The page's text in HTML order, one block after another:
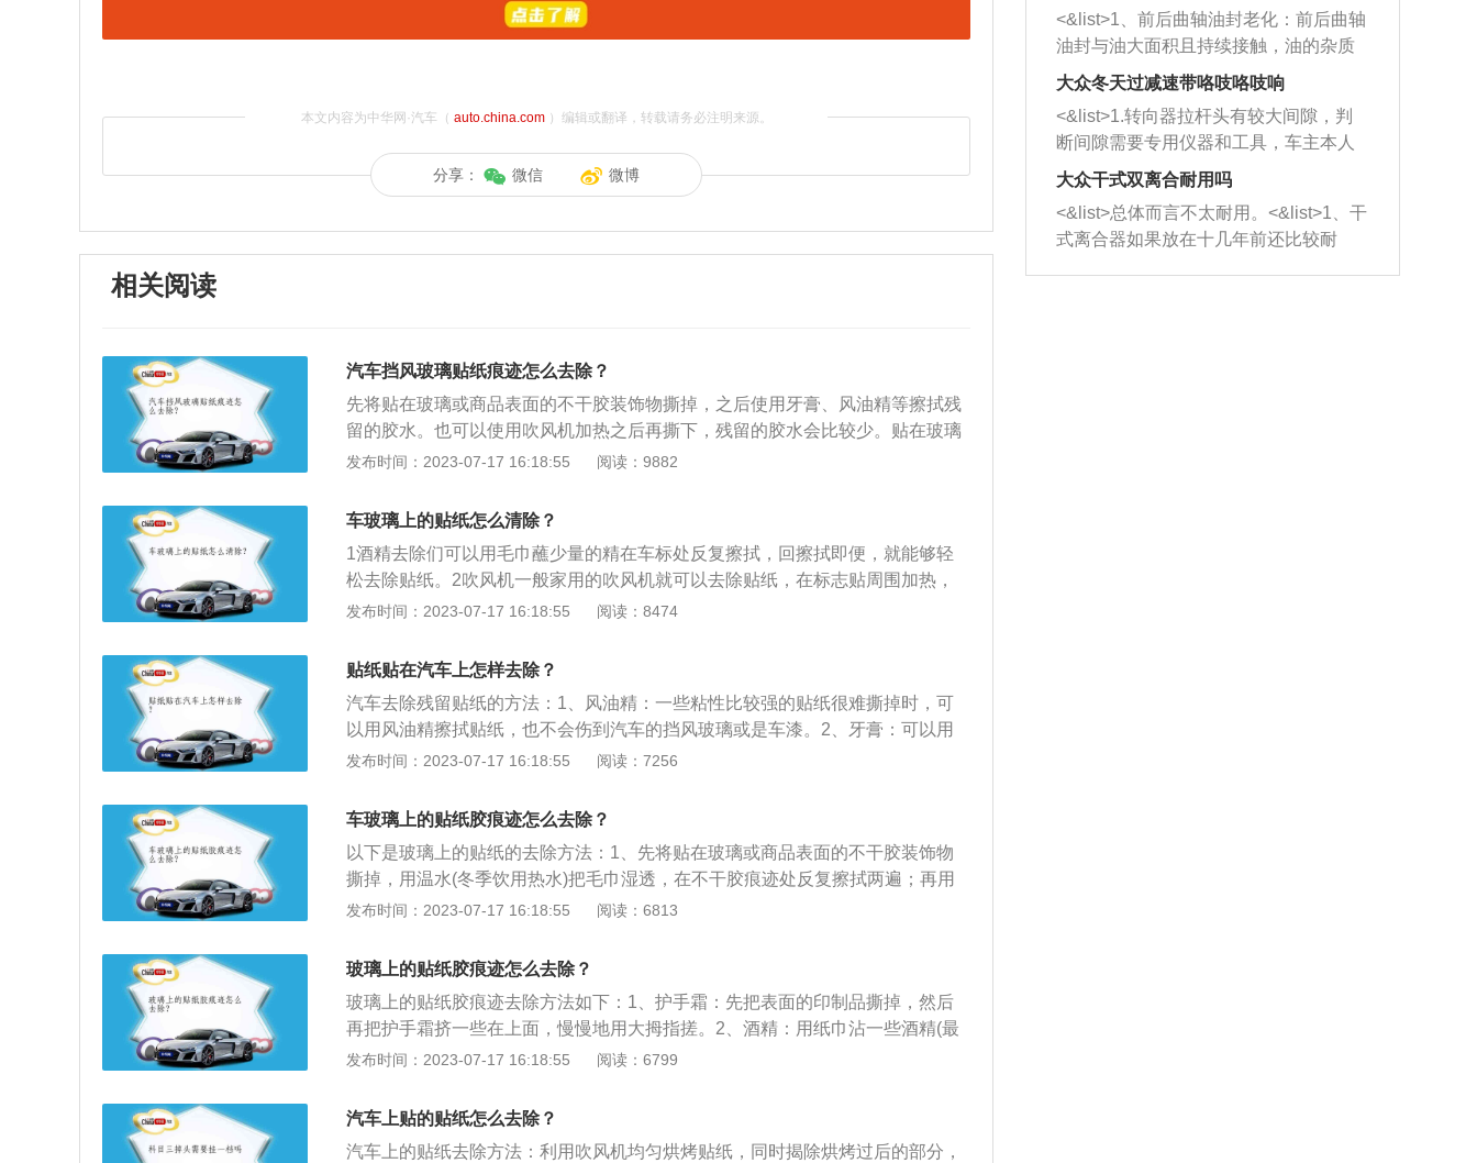
本文内容为中华网·汽车（ auto.china.com）编辑或翻译，转载请务必注明来源。
分享： 微信 微博
相关阅读
汽车挡风玻璃贴纸痕迹怎么去除？
先将贴在玻璃或商品表面的不干胶装饰物撕掉，之后使用牙膏、风油精等擦拭残
留的胶水。也可以使用吹风机加热之后再撕下，残留的胶水会比较少。贴在玻璃
上的贴纸怎么去除：1、先将贴在玻璃或商品表面的不干胶装饰物撕掉,用温水(冬
痕迹处反复擦拭几遍;然后用清洁的温湿毛巾将肥皂沫擦净,不干胶痕迹就被去掉
了。2、用牙膏均匀的涂抹在不干胶的表面,稍微呆一会儿,然后用柔软的抹布擦,有
时候不干胶比较多,比较牢固,就在一次没清除掉的痕迹上再涂抹牙膏,方法依旧,就
可以去掉头疼的不干胶了.其原理就是牙膏里含有甘油,是很好的溶合剂,可以溶解
不干胶的成分,另外很多化妆品里也含有甘油,也可以用到清除不干胶上。3、再有:
等;冷冻,不干胶经冷冻后发硬,即可直接撕掉,适合于不宜用酒精、刮擦等方法。
发布时间：2023-07-17 16:18:55 阅读：9882
车玻璃上的贴纸怎么清除？
1酒精去除们可以用毛巾蘸少量的精在车标处反复擦拭，回擦拭即便，就能够轻
松去除贴纸。2吹风机一般家用的吹风机就可以去除贴纸，在标志贴周围加热，
一会就能够轻易去除贴纸，很方便。3风油精其实像风油精、白醋、清洁剂这些
发布时间：2023-07-17 16:18:55 阅读：8474
贴纸贴在汽车上怎样去除？
汽车去除残留贴纸的方法：1、风油精：一些粘性比较强的贴纸很难撕掉时，可
以用风油精擦拭贴纸，也不会伤到汽车的挡风玻璃或是车漆。2、牙膏：可以用
一点牙膏擦拭，也可用油卡刮掉残留的胶。切记刮的时候千万不能用刀片或者比
拭，简单又实用，轻轻松松就可以把难以撕掉的贴纸给擦掉，但是要注意的是，
不能直接喷在挡风玻璃上，否则会损坏车膜。
发布时间：2023-07-17 16:18:55 阅读：7256
车玻璃上的贴纸胶痕迹怎么去除？
以下是玻璃上的贴纸的去除方法：1、先将贴在玻璃或商品表面的不干胶装饰物
撕掉，用温水(冬季饮用热水)把毛巾湿透，在不干胶痕迹处反复擦拭两遍；再用
湿毛巾打上肥皂，在痕迹处反复擦拭几遍；然后用清洁的温湿毛巾将肥皂沫擦
的抹布擦，有时候不干胶比较多，比较牢固，就在一次没清除掉的痕迹上再涂抹
牙膏，就可以去掉头疼的不干胶，其原理就是牙膏里含有甘油，是很好的溶合
剂，可以溶解不干胶的成分，另外很多化妆品里也含有甘油，也可以用到清除不
干胶上。3、用笔刀刮，适合于玻璃、地面砖等硬底面；用酒精擦拭，适合于玻
璃、地面砖、衣物等；冷冻，不干胶经冷冻后发硬，即可直接撕掉，适合于不宜
发布时间：2023-07-17 16:18:55 阅读：6813
玻璃上的贴纸胶痕迹怎么去除？
玻璃上的贴纸胶痕迹去除方法如下：1、护手霜：先把表面的印制品撕掉，然后
再把护手霜挤一些在上面，慢慢地用大拇指搓。2、酒精：用纸巾沾一些酒精(最
好用工业酒精，医用酒精效果相对较差)擦拭，再用湿毛巾擦拭即可。3、丙酮：
好。
发布时间：2023-07-17 16:18:55 阅读：6799
汽车上贴的贴纸怎么去除？
汽车上的贴纸去除方法：利用吹风机均匀烘烤贴纸，同时揭除烘烤过后的部分，
西取出来。但如果是因为积碳过多引起
的堵塞，就需要将三元催化器泡在草酸
洗剂对堵塞的情况得到解决，将清洗剂
放在燃油箱中，与燃油混合后，车辆启
动时，就可以和汽油一起进入到燃烧
室，最后形成废气排出，就可以让三元
催化器得到清洗，排气管堵塞的情况就
能够得到解决。
一圈半的练习，往右同样也要打相同的
圈数。 <&list>3、最后强调要反复练
习，这样就可以形成肌肉记忆，在真实
驾驶车辆时，不需要记忆也能打好方
向。
<&list>1、前后曲轴油封老化：前后曲轴
油封与油大面积且持续接触，油的杂质
和发动机内持续温度变化使其密封效果
逐渐减弱，导致渗油或漏油。<&list>2、
活塞间隙过大：积碳会使活塞环与缸体
的间隙扩大，导致机油流入燃烧室中，
造成烧机油。<&list>3、机油粘度。使用
机油粘度过小的话，同样会有烧机油现
象，机油粘度过小具有很好的流动性，
大众冬天过减速带咯吱咯吱响
<&list>1.转向器拉杆头有较大间隙，判
断间隙需要专用仪器和工具，车主本人
无法制作，需要将车辆送到修理厂或4s
店；<&list>2.车辆半轴套管防尘罩破
裂，破裂后会出现漏油现象，使半轴磨
损严重，磨损的半轴容易损坏，产生异
响；<&list>3.稳定器的转向胶套和球头
大众干式双离合耐用吗
<&list>总体而言不太耐用。<&list>1、干
式离合器如果放在十几年前还比较耐